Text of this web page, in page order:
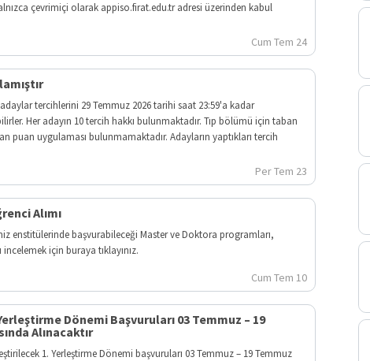
çevrimiçi olarak appiso.firat.edu.tr adresi üzerinden kabul
Cum Tem 24
tercihlerini 29 Temmuz 2026 tarihi saat 23:59'a kadar
Her adayın 10 tercih hakkı bulunmaktadır. Tıp bölümü için taban
puan uygulaması bulunmamaktadır. Adayların yaptıkları tercih
Per Tem 23
Alımı
enstitülerinde başvurabileceği Master ve Doktora programları,
için buraya tıklayınız.
Cum Tem 10
Dönemi Başvuruları 03 Temmuz – 19
Alınacaktır
1. Yerleştirme Dönemi başvuruları 03 Temmuz – 19 Temmuz